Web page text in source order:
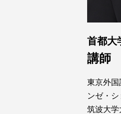
首都大
講師
東京外国
ンゼ・
筑波大学